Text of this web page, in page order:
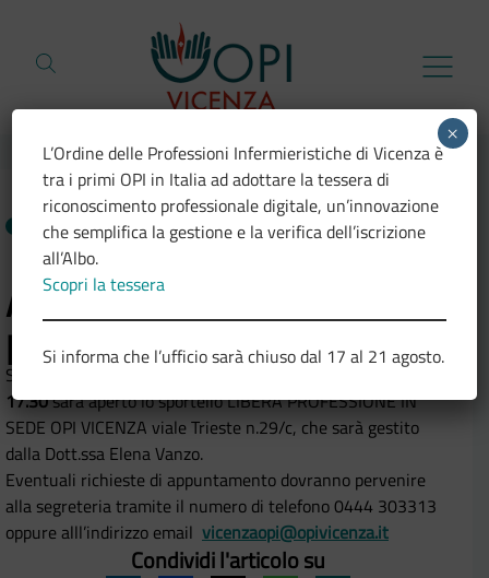
NEWS 10.07.2026
Apertura dello sportello
per libera professione
Si comunica che
lunedì 27 luglio 2026 dalle ore 15.30 alle
17.30sarà aperto lo sportello LIBERA PROFESSIONE IN
SEDE OPI VICENZA viale Trieste n.29/c, che sarà gestito
dalla Dott.ssa Elena Vanzo.
Eventuali richieste di appuntamento dovranno pervenire
alla segreteria tramite il numero di telefono 0444 303313
oppure alll’indirizzo email vicenzaopi@opivicenza.it
Condividi l'articolo su
L’Ordine delle Professioni Infermieristiche di Vicenza è
tra i primi OPI in Italia ad adottare la tessera di
riconoscimento professionale digitale, un’innovazione
che semplifica la gestione e la verifica dell’iscrizione
all’Albo.
Scopri la tessera
Si informa che l’ufficio sarà chiuso dal 17 al 21 agosto.
×